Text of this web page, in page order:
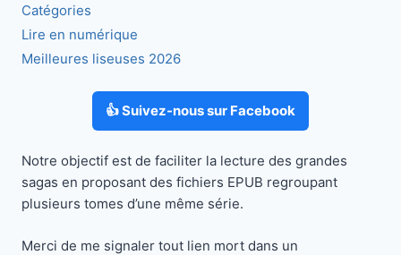
Catégories
Lire en numérique
Meilleures liseuses 2026
👍 Suivez-nous sur Facebook
Notre objectif est de faciliter la lecture des grandes
sagas en proposant des fichiers EPUB regroupant
plusieurs tomes d’une même série.
Merci de me signaler tout lien mort dans un